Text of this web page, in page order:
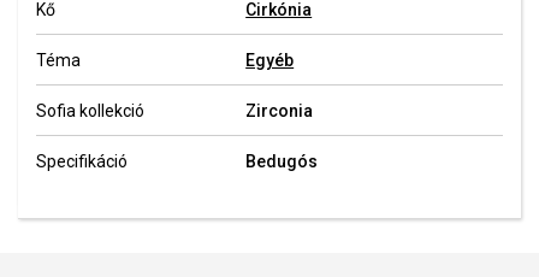
Kő Cirkónia
Téma Egyéb
Sofia kollekció Zirconia
Specifikáció Bedugós